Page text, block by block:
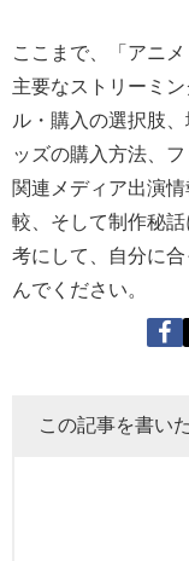
ここまで、「アニ
主要なストリーミ
ル・購入の選択肢
ッズの購入方法、
関連メディア出演
較、そして制作秘
考にして、自分に
んでください。
この記事を書い